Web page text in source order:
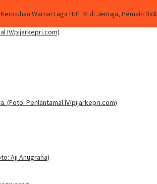
Kericuhan Warnai Laga HUT RI di Jemaja, Pemain